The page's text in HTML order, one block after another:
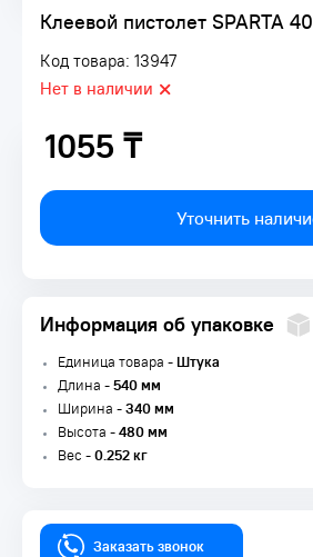
Клеевой пистолет SPARTA
Код товара: 13947
Нет в наличии
1055 ₸
1055 ₸
Уточнить
Информация об упаковке
Единица товара -Штука
Длина -540 мм
Ширина -340 мм
Высота -480 мм
Вес -0.252 кг
Заказать звонок